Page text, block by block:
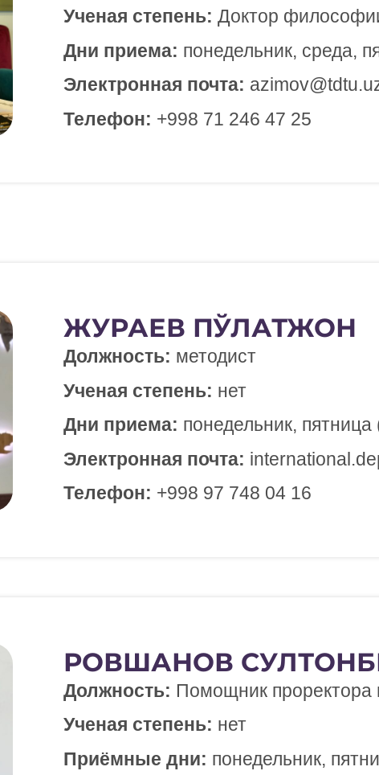
Ученая степень: Доктор
Дни приема: понедельник, среда,
Электронная почта:
Телефон: +998 71 246 47 25
ЖУРАЕВ ПЎЛАТЖОН​
Должность: методист
Ученая степень: нет
Дни приема: понедельник,
Электронная почта:
Телефон: +998 97 748 04 16
РОВШАНОВ
Должность: Помощник проректора
Ученая степень: нет
Приёмные дни: понедельник,